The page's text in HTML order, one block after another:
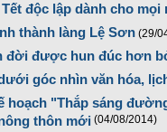
độc lập dành cho
thành làng Lệ Sơn (29/
đời được hun đúc hơn
góc nhìn văn hóa,
hoạch "Thắp sáng
thôn mới (04/08/2014)